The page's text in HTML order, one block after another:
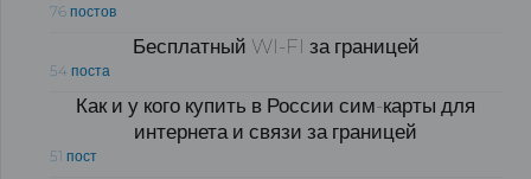
76 постов
Бесплатный WI-FI за границей
54 поста
Как и у кого купить в России сим-карты для
интернета и связи за границей
51 пост